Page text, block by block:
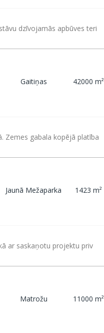
dzīvojamās apbūves teri
Gaitiņas 42000 m²
Zemes gabala kopējā platība
Jaunā Mežaparka 1423 m²
ar saskaņotu projektu priv
Matrožu 11000 m²